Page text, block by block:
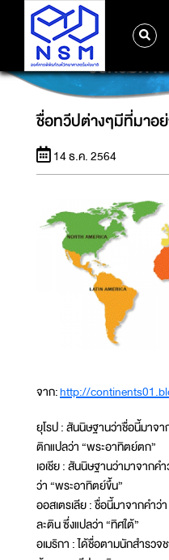
ชื่อทวีปต่า
ชื่อทวีปต่างๆมีที่มาอย่
14 ธ.ค. 2564
จาก:http://
ยุโรป : สันนิษฐานว่าชื่อนี้มาจา
ติกแปลว่า “พระอาทิตย์ตก”
เอเชีย : สันนิษฐานว่ามาจากค
ว่า “พระอาทิตย์ขึ้น”
ออสเตรเลีย : ชื่อนี้มาจากคำว่
ละติน ซึ่งแปลว่า “ทิศใต้”
อเมริกา : ได้ชื่อตามนักสำรวจ